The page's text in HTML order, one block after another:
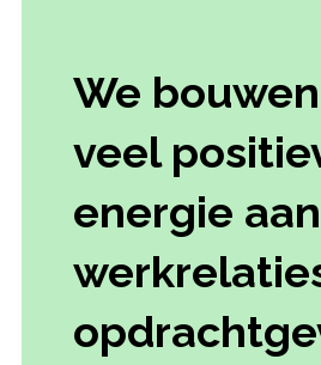
We
veel
energie aan